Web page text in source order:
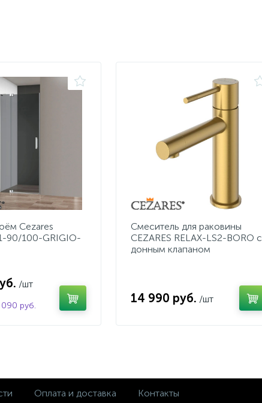
Cezares
90/100-GRIGIO-
/шт
руб.
Cмеситель для раковины
CEZARES RELAX-LS2-BORO с
донным клапаном
14 990 руб. /шт
Оплата и доставка Контакты